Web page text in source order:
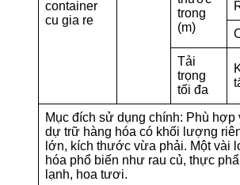
trong
(m)
Tải
trọng
tối đa
Mục đích sử dụng chính: Phù hợp
dự trữ hàng hóa có khối lượng
lớn, kích thước vừa phải. Một vài
hóa phổ biến như rau củ, thực
lạnh, hoa tươi.